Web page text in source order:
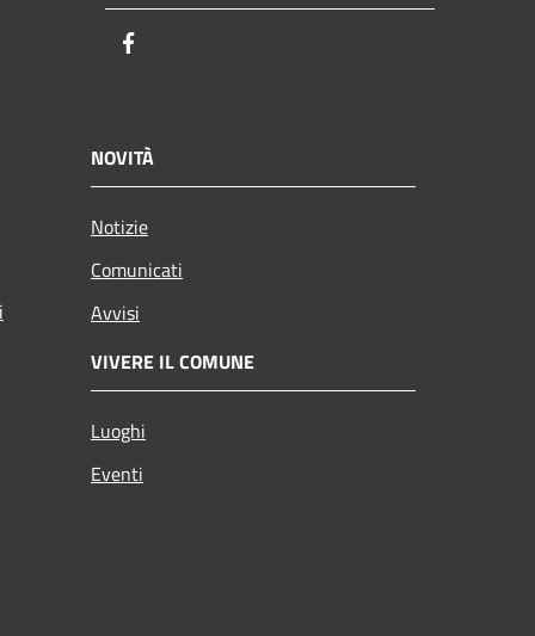
NOVITÀ
Notizie
Comunicati
Avvisi
VIVERE IL COMUNE
Luoghi
Eventi